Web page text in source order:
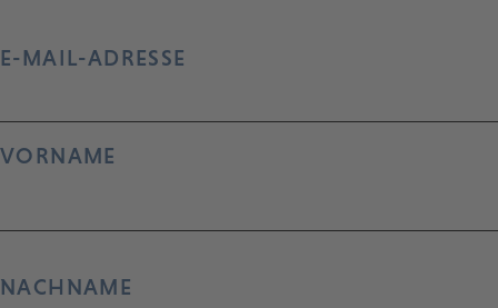
E-MAIL-ADRESSE
VORNAME
NACHNAME